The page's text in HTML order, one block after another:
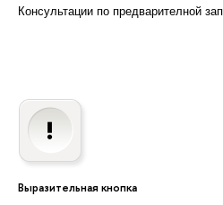
Консультации по предварителной
Выразительная кнопка